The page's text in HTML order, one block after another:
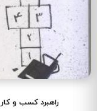
راهبرد کسب و کار